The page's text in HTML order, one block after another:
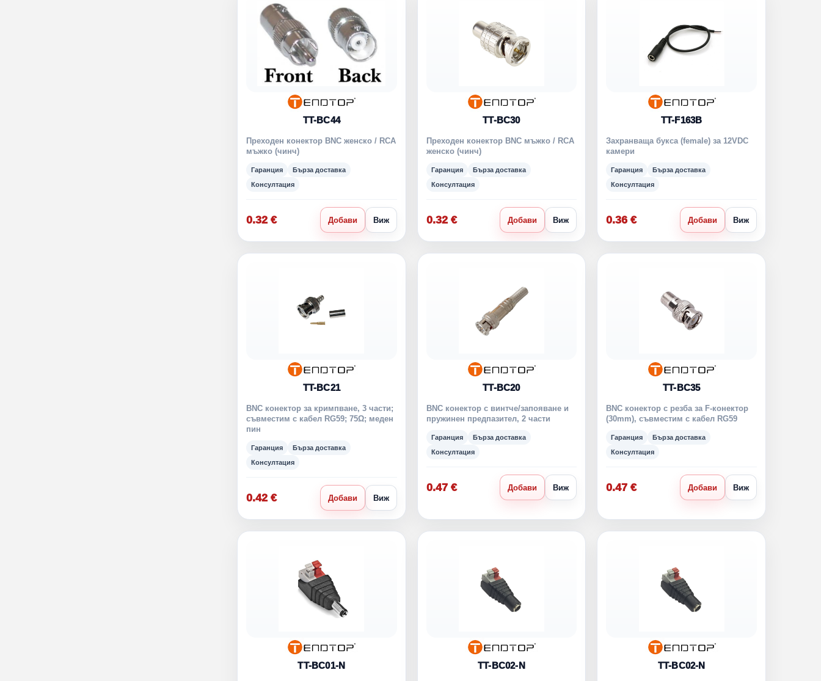
TT-BC44
Преходен конектор BNC женско / RCA
мъжко (чинч)
Гаранция
Бърза доставка
Консултация
0.32 € Добави Виж
TT-BC30
Преходен конектор BNC мъжко / RCA
женско (чинч)
Гаранция
Бърза доставка
Консултация
0.32 € Добави Виж
TT-F163B
Захранваща букса (female) за 12VDC
камери
Гаранция
Бърза доставка
Консултация
0.36 € Добави Виж
TT-BC21
BNC конектор за кримпване, 3 части;
съвместим с кабел RG59; 75Ω; меден
пин
Гаранция
Бърза доставка
Консултация
0.42 € Добави Виж
TT-BC20
BNC конектор с винтче/запояване и
пружинен предпазител, 2 части
Гаранция
Бърза доставка
Консултация
0.47 € Добави Виж
TT-BC35
BNC конектор с резба за F-конектор
(30mm), съвместим с кабел RG59
Гаранция
Бърза доставка
Консултация
0.47 € Добави Виж
TT-BC01-N TT-BC02-N TT-BC02-N